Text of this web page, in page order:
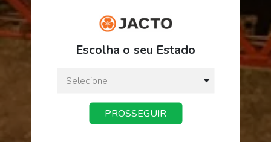
R$ 119,42
ou3xdeR$ 39,80
Preço a vista:
Escolha o seu Estado
PROSSEGUIR